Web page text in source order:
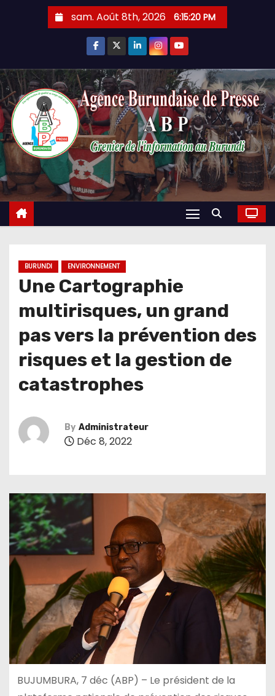
sam. Août 8th, 2026 6:15:20 PM
BURUNDI ENVIRONNEMENT
Une Cartographie
multirisques, un grand
pas vers la prévention des
risques et la gestion de
catastrophes
By Administrateur
Déc 8, 2022
BUJUMBURA, 7 déc (ABP) – Le président de la